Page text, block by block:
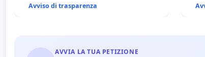
Avviso di trasparenza
AVVIA LA TUA PETIZIONE